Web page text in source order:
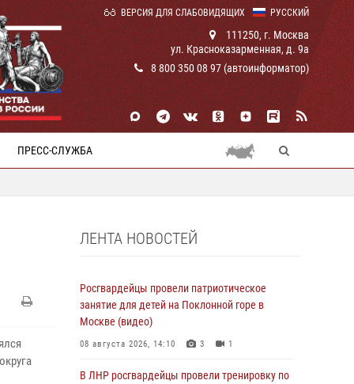
РУССКИЙ
ВЕРСИЯ ДЛЯ СЛАБОВИДЯЩИХ
111250, г. Москва
ул. Красноказарменная, д. 9а
8 800 350 08 97 (автоинформатор)
ПРЕСС-СЛУЖБА
ЛЕНТА НОВОСТЕЙ
Росгвардейцы провели патриотическое
занятие для детей на Поклонной горе в
Москве (видео)
08 августа 2026, 14:10 3 1
В ЛНР росгвардейцы провели тренировку по